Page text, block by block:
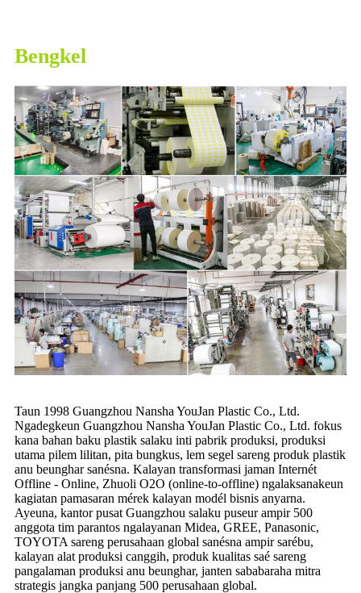
Bengkel
Taun 1998 Guangzhou Nansha YouJan Plastic Co., Ltd.
Ngadegkeun Guangzhou Nansha YouJan Plastic Co., Ltd. fokus
kana bahan baku plastik salaku inti pabrik produksi, produksi
utama pilem lilitan, pita bungkus, lem segel sareng produk plastik
anu beunghar sanésna. Kalayan transformasi jaman Internét
Offline - Online, Zhuoli O2O (online-to-offline) ngalaksanakeun
kagiatan pamasaran mérek kalayan modél bisnis anyarna.
Ayeuna, kantor pusat Guangzhou salaku puseur ampir 500
anggota tim parantos ngalayanan Midea, GREE, Panasonic,
TOYOTA sareng perusahaan global sanésna ampir sarébu,
kalayan alat produksi canggih, produk kualitas saé sareng
pangalaman produksi anu beunghar, janten sababaraha mitra
strategis jangka panjang 500 perusahaan global.